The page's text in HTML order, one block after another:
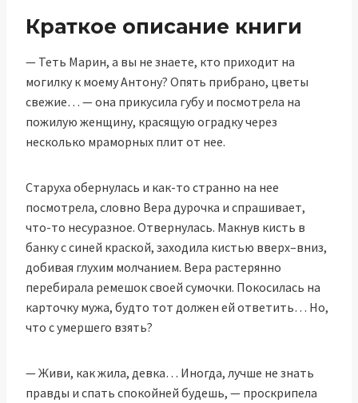
Краткое описание книги
— Теть Марин, а вы не знаете, кто приходит на
могилку к моему Антону? Опять прибрано, цветы
свежие… — она прикусила губу и посмотрела на
пожилую женщину, красящую оградку через
несколько мраморных плит от нее.
Старуха обернулась и как-то странно на нее
посмотрела, словно Вера дурочка и спрашивает,
что-то несуразное. Отвернулась. Макнув кисть в
банку с синей краской, заходила кистью вверх–вниз,
добивая глухим молчанием. Вера растерянно
перебирала ремешок своей сумочки. Покосилась на
карточку мужа, будто тот должен ей ответить… Но,
что с умершего взять?
— Живи, как жила, девка… Иногда, лучше не знать
правды и спать спокойней будешь, — проскрипела